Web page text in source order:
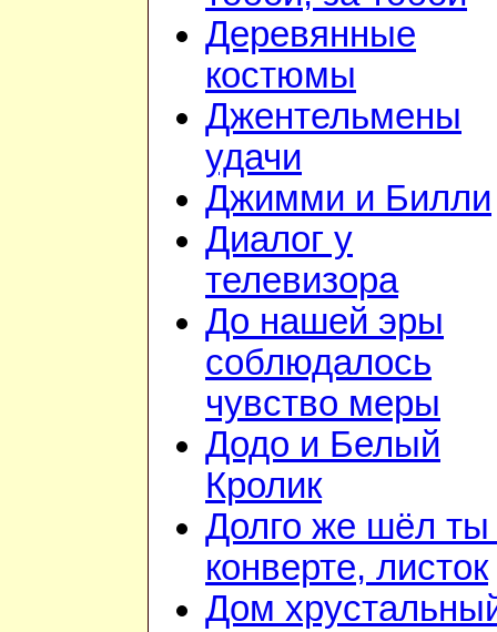
Деревянные
костюмы
Джентельмены
удачи
Джимми и Билли
Диалог у
телевизора
До нашей эры
соблюдалось
чувство меры
Додо и Белый
Кролик
Долго же шёл ты
конверте, листок
Дом